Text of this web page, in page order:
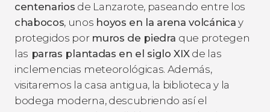
centenarios de Lanzarote, paseando entre los
chabocos, unos hoyos en la arena volcánica y
protegidos por muros de piedra que protegen
las parras plantadas en el siglo XIXde las
inclemencias meteorológicas. Además,
visitaremos la casa antigua, la biblioteca y la
bodega moderna, descubriendo así el